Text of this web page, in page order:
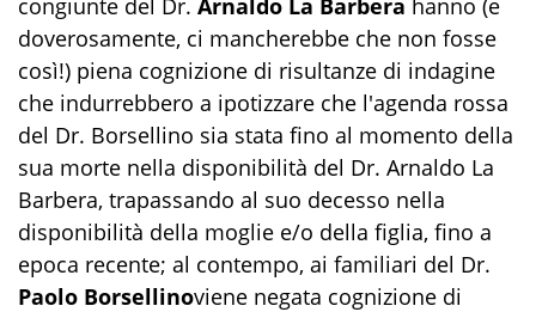
doverosamente, ci mancherebbe che non fosse
così!) piena cognizione di risultanze di indagine
che indurrebbero a ipotizzare che l'agenda rossa
del Dr. Borsellino sia stata fino al momento della
sua morte nella disponibilità del Dr. Arnaldo La
Barbera, trapassando al suo decesso nella
disponibilità della moglie e/o della figlia, fino a
epoca recente; al contempo, ai familiari del Dr.
Paolo Borsellinoviene negata cognizione di